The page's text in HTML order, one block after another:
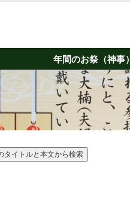
年間のお祭（神事）